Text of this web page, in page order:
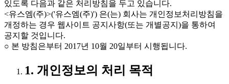
있도록 다음과 같은 처리방침을 두고 있습니다.
<유스엠(주)>('유스엠(주)') 은(는) 회사는 개인정보처리방침을
개정하는 경우 웹사이트 공지사항(또는 개별공지)을 통하여
공지할 것입니다.
○ 본 방침은부터 2017년 10월 20일부터 시행됩니다.
1. 개인정보의 처리 목적